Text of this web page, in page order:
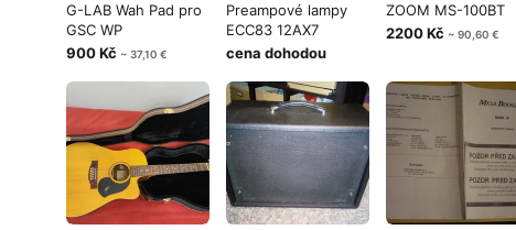
G-LAB Wah Pad pro
GSC WP
900 Kč ~ 37,10 €
Preampové lampy
ECC83 12AX7
cena dohodou
ZOOM MS-100BT
2200 Kč ~ 90,60 €